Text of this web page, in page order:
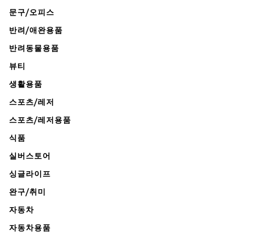
문구/오피스
반려/애완용품
반려동물용품
뷰티
생활용품
스포츠/레저
스포츠/레저용품
식품
실버스토어
싱글라이프
완구/취미
자동차
자동차용품